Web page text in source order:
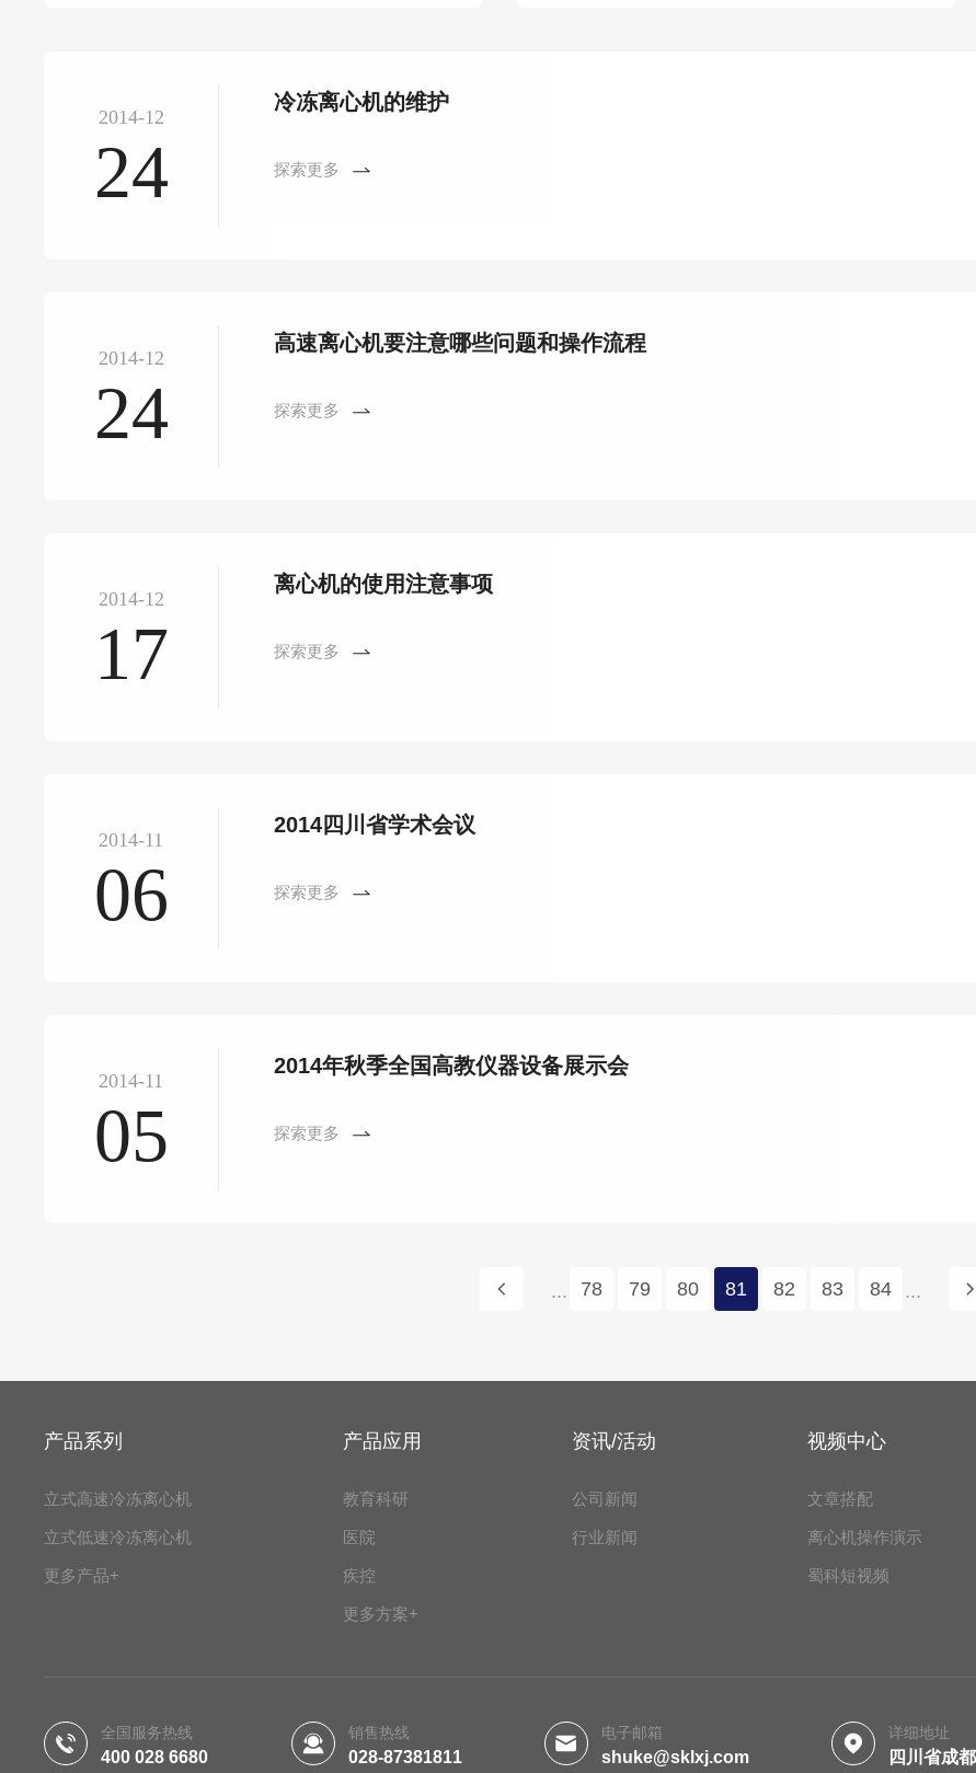
2014-12
24
冷冻离心机的维护
探索更多
2014-12
24
高速离心机要注意哪些问题和操作流程
探索更多
2014-12
17
离心机的使用注意事项
探索更多
2014-11
06
2014四川省学术会议
探索更多
2014-11
05
2014年秋季全国高教仪器设备展示会
探索更多
... 78 79 80 81 82 83 84 ...
产品系列
立式高速冷冻离心机
立式低速冷冻离心机
更多产品+
产品应用
教育科研
医院
疾控
更多方案+
资讯/活动
公司新闻
行业新闻
视频中心
文章搭配
离心机操作演示
蜀科短视频
全国服务热线
400 028 6680
销售热线
028-87381811
电子邮箱
shuke@sklxj.com
详细地址
四川省成